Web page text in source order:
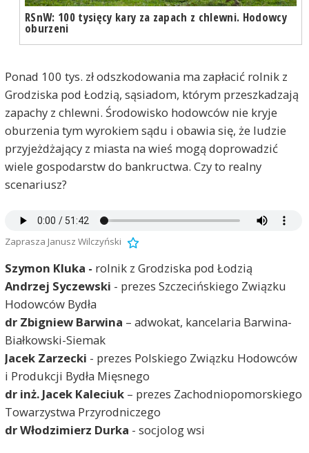
RSnW: 100 tysięcy kary za zapach z chlewni. Hodowcy
oburzeni
Ponad 100 tys. zł odszkodowania ma zapłacić rolnik z
Grodziska pod Łodzią, sąsiadom, którym przeszkadzają
zapachy z chlewni. Środowisko hodowców nie kryje
oburzenia tym wyrokiem sądu i obawia się, że ludzie
przyjeżdżający z miasta na wieś mogą doprowadzić
wiele gospodarstw do bankructwa. Czy to realny
scenariusz?
Zaprasza Janusz Wilczyński
Szymon Kluka - rolnik z Grodziska pod Łodzią
Andrzej Syczewski - prezes Szczecińskiego Związku
Hodowców Bydła
dr Zbigniew Barwina – adwokat, kancelaria Barwina-
Białkowski-Siemak
Jacek Zarzecki - prezes Polskiego Związku Hodowców
i Produkcji Bydła Mięsnego
dr inż. Jacek Kaleciuk– prezes Zachodniopomorskiego
Towarzystwa Przyrodniczego
dr Włodzimierz Durka - socjolog wsi